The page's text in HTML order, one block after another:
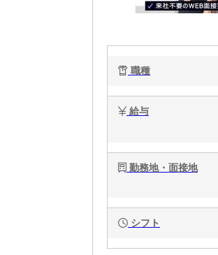
職種
給与
勤務地・面接地
シフト